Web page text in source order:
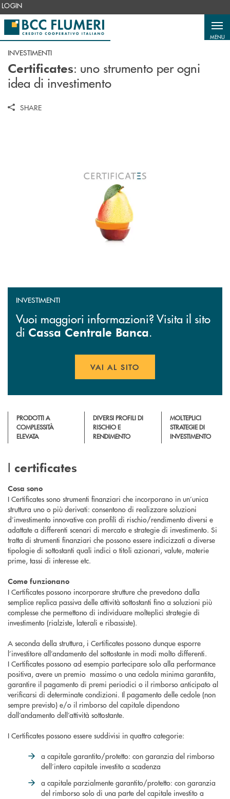
Salta al contenuto principale
LOGIN
MENU
INVESTIMENTI
Certificates: uno strumento per ogni
idea di investimento
SHARE
INVESTIMENTI
Vuoi maggiori informazioni? Visita il sito
di Cassa Centrale Banca.
VAI AL SITO
PRODOTTI A
COMPLESSITÀ
ELEVATA
DIVERSI PROFILI DI
RISCHIO E
RENDIMENTO
MOLTEPLICI
STRATEGIE DI
INVESTIMENTO
I certificates
Cosa sono
I Certificates sono strumenti finanziari che incorporano in un’unica
struttura uno o più derivati: consentono di realizzare soluzioni
d’investimento innovative con profili di rischio/rendimento diversi e
adattate a differenti scenari di mercato e strategie di investimento. Si
tratta di strumenti finanziari che possono essere indicizzati a diverse
tipologie di sottostanti quali indici o titoli azionari, valute, materie
prime, tassi di interesse etc.
Come funzionano
I Certificates possono incorporare strutture che prevedono dalla
semplice replica passiva delle attività sottostanti fino a soluzioni più
complesse che permettono di individuare molteplici strategie di
investimento (rialziste, laterali e ribassiste).
A seconda della struttura, i Certificates possono dunque esporre
l’investitore all’andamento del sottostante in modi molto differenti.
I Certificates possono ad esempio partecipare solo alla performance
positiva, avere un premio massimo o una cedola minima garantita,
garantire il pagamento di premi periodici o il rimborso anticipato al
verificarsi di determinate condizioni. Il pagamento delle cedole (non
sempre previsto) e/o il rimborso del capitale dipendono
dall’andamento dell’attività sottostante.
I Certificates possono essere suddivisi in quattro categorie:
a capitale garantito/protetto: con garanzia del rimborso
dell’intero capitale investito a scadenza
a capitale parzialmente garantito/protetto: con garanzia
del rimborso solo di una parte del capitale investito a